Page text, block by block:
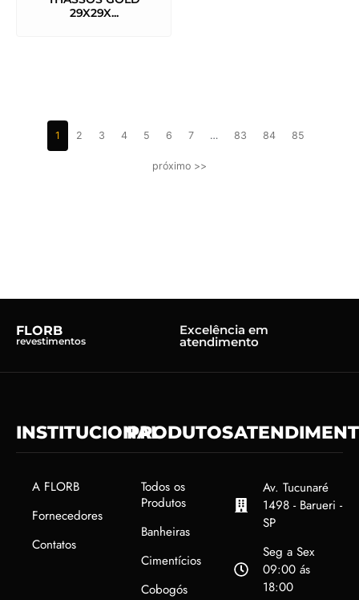
29X29X...
1 2 3 4 5 6 7 … 83 84 85
próximo >>
FLORB
revestimentos
Excelência em
atendimento
INSTITUCIONAL
A FLORB
Fornecedores
Contatos
PRODUTOS
Todos os
Produtos
Banheiras
Cimentícios
Cobogós
Av. Tucunaré
1498 - Barueri -
SP
Seg a Sex
09:00 ás
18:00